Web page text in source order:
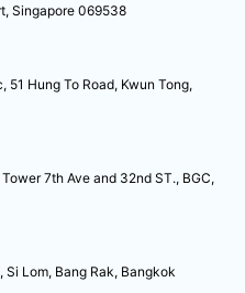
Singapore 069538
51 Hung To Road, Kwun Tong,
7th Ave and 32nd ST., BGC,
Lom, Bang Rak, Bangkok